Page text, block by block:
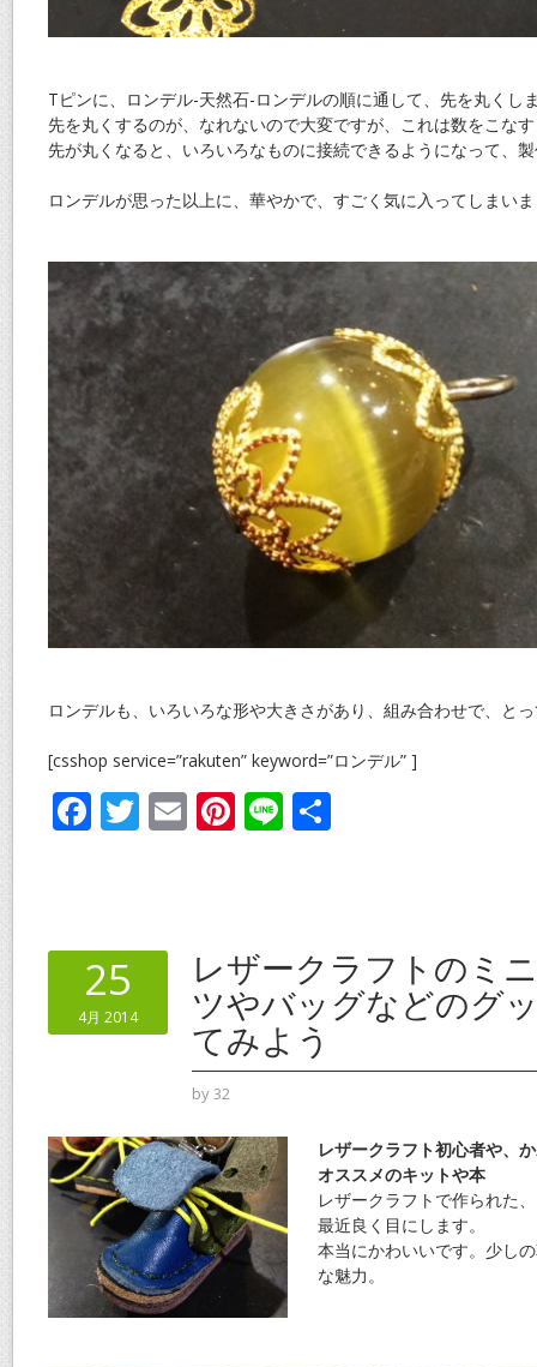
Tピンに、ロンデル-天然石-ロンデルの順に通して、先を丸くし
先を丸くするのが、なれないので大変ですが、これは数をこな
先が丸くなると、いろいろなものに接続できるようになって、
ロンデルが思った以上に、華やかで、すごく気に入ってしまい
ロンデルも、いろいろな形や大きさがあり、組み合わせで、と
[csshop service=”rakuten” keyword=”ロンデル” ]
F
o
o
k
T E Pi
st
Li
25
4月 2014
レザークラフトのミ
ツやバッグなどのグ
てみよう
by32
レザークラフト初心者や、
オススメのキットや本
レザークラフトで作られた
最近良く目にします。
本当にかわいいです。少し
な魅力。